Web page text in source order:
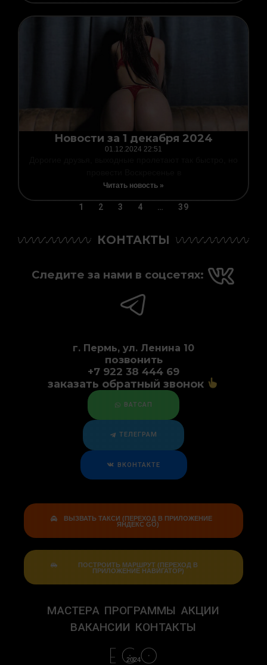
Новости за 1 декабря 2024
01.12.2024 22:51
Читать новость »
1 2 3 4 … 39
КОНТАКТЫ
Следите за нами в соцсетях:
г. Пермь, ул. Ленина 10
позвонить
+7 922 38 444 69
заказать обратный звонок
ВАТСАП
ТЕЛЕГРАМ
ВКОНТАКТЕ
ВЫЗВАТЬ ТАКСИ (ПЕРЕХОД В ПРИЛОЖЕНИЕ
ЯНДЕКС GO)
ПОСТРОИТЬ МАРШРУТ (ПЕРЕХОД В
ПРИЛОЖЕНИЕ НАВИГАТОР)
МАСТЕРА ПРОГРАММЫ АКЦИИ
ВАКАНСИИ КОНТАКТЫ
2024